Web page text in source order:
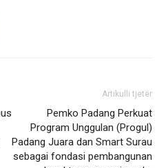
Artikulli tjetër
Pemko Padang Perkuat
Program Unggulan (Progul)
Padang Juara dan Smart Surau
sebagai fondasi pembangunan